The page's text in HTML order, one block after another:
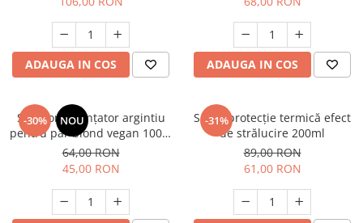
ADAUGA IN COS ADAUGA IN COS
-30% NOU
Șampon nuanțator argintiu
pentru păr blond vegan 100%
natural 250 ml
64,00 RON
45,00 RON
-31%
Spray protecție termică efect
de strălucire 200ml
89,00 RON
61,00 RON